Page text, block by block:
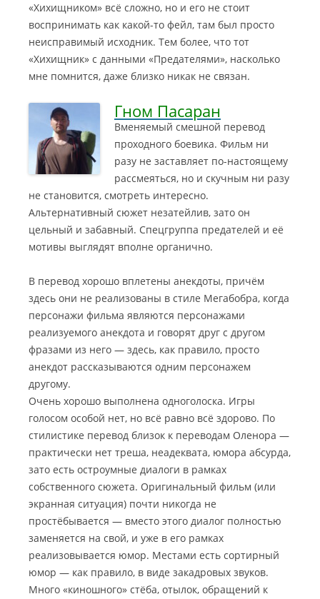
«Хихищником» всё сложно, но и его не стоит
воспринимать как какой-то фейл, там был просто
неисправимый исходник. Тем более, что тот
«Хихищник» с данными «Предателями», насколько
мне помнится, даже близко никак не связан.
Гном Пасаран
Вменяемый смешной перевод
проходного боевика. Фильм ни
разу не заставляет по-настоящему
рассмеяться, но и скучным ни разу
не становится, смотреть интересно.
Альтернативный сюжет незатейлив, зато он
цельный и забавный. Спецгруппа предателей и её
мотивы выглядят вполне органично.
В перевод хорошо вплетены анекдоты, причём
здесь они не реализованы в стиле Мегабобра, когда
персонажи фильма являются персонажами
реализуемого анекдота и говорят друг с другом
фразами из него — здесь, как правило, просто
анекдот рассказываются одним персонажем
другому.
Очень хорошо выполнена одноголоска. Игры
голосом особой нет, но всё равно всё здорово. По
стилистике перевод близок к переводам Оленора —
практически нет треша, неадеквата, юмора абсурда,
зато есть остроумные диалоги в рамках
собственного сюжета. Оригинальный фильм (или
экранная ситуация) почти никогда не
простёбывается — вместо этого диалог полностью
заменяется на свой, и уже в его рамках
реализовывается юмор. Местами есть сортирный
юмор — как правило, в виде закадровых звуков.
Много «киношного» стёба, отылок, обращений к